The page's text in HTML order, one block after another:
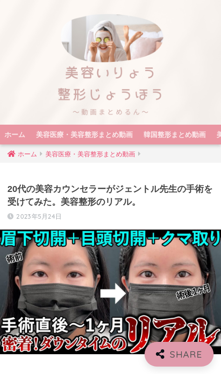
ホーム 美容医療・美容整形まとめ動画 韓国整形まとめ動画
ホーム 美容医療・美容整形まとめ動画
20代の美容カウンセラーがジェントル先生の手術を
受けてみた。美容整形のリアル。
2023年5月24日